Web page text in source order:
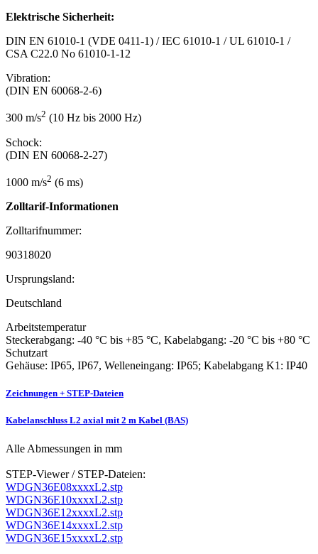
Elektrische Sicherheit:
DIN EN 61010-1 (VDE 0411-1) / IEC 61010-1 / UL 61010-1 /
CSA C22.0 No 61010-1-12
Vibration:
(DIN EN 60068-2-6)
300 m/s2 (10 Hz bis 2000 Hz)
Schock:
(DIN EN 60068-2-27)
1000 m/s2 (6 ms)
Zolltarif-Informationen
Zolltarifnummer:
90318020
Ursprungsland:
Deutschland
Arbeitstemperatur
Steckerabgang: -40 °C bis +85 °C, Kabelabgang: -20 °C bis +80 °C
Schutzart
Gehäuse: IP65, IP67, Welleneingang: IP65; Kabelabgang K1: IP40
Zeichnungen + STEP-Dateien
Kabelanschluss L2 axial mit 2 m Kabel (BAS)
Alle Abmessungen in mm
STEP-Viewer / STEP-Dateien:
WDGN36E08xxxxL2.stp
WDGN36E10xxxxL2.stp
WDGN36E12xxxxL2.stp
WDGN36E14xxxxL2.stp
WDGN36E15xxxxL2.stp